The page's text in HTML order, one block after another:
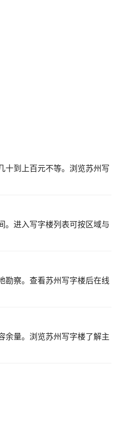
到上百元不等。 浏览苏州写
进入写字楼列表可按区域与
察。 查看苏州写字楼后在线
量。 浏览苏州写字楼了解主